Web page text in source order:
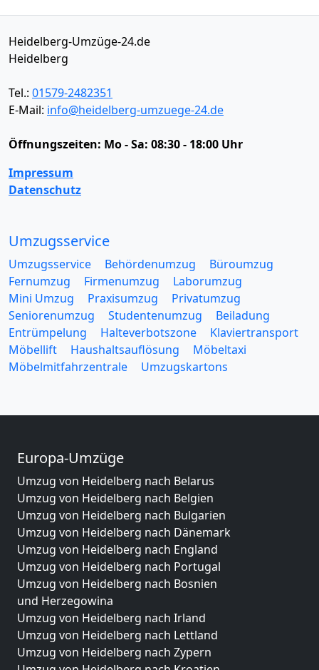
Heidelberg-Umzüge-24.de
Heidelberg
Tel.: 01579-2482351
E-Mail: info@heidelberg-umzuege-24.de
Öffnungszeiten: Mo - Sa: 08:30 - 18:00 Uhr
Impressum
Datenschutz
Umzugsservice
Umzugsservice Behördenumzug
Büroumzug
Fernumzug
Firmenumzug
Laborumzug
Mini Umzug
Praxisumzug
Privatumzug
Seniorenumzug
Studentenumzug
Beiladung
Entrümpelung
Halteverbotszone
Klaviertransport
Möbellift
Haushaltsauflösung
Möbeltaxi
Möbelmitfahrzentrale
Umzugskartons
Europa-Umzüge
Umzug von Heidelberg nach Belarus
Umzug von Heidelberg nach Belgien
Umzug von Heidelberg nach Bulgarien
Umzug von Heidelberg nach Dänemark
Umzug von Heidelberg nach England
Umzug von Heidelberg nach Portugal
Umzug von Heidelberg nach Bosnien
und Herzegowina
Umzug von Heidelberg nach Irland
Umzug von Heidelberg nach Lettland
Umzug von Heidelberg nach Zypern